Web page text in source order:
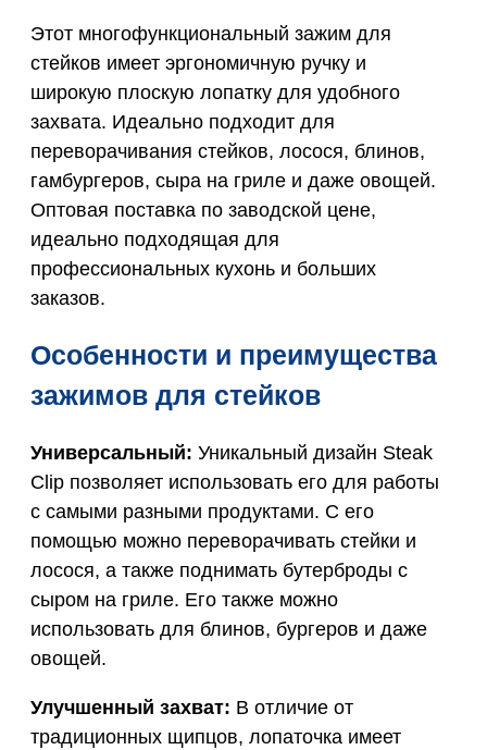
Этот многофункциональный зажим для
стейков имеет эргономичную ручку и
широкую плоскую лопатку для удобного
захвата. Идеально подходит для
переворачивания стейков, лосося, блинов,
гамбургеров, сыра на гриле и даже овощей.
Оптовая поставка по заводской цене,
идеально подходящая для
профессиональных кухонь и больших
заказов.
Особенности и преимущества
зажимов для стейков
Универсальный: Уникальный дизайн Steak
Clip позволяет использовать его для работы
с самыми разными продуктами. С его
помощью можно переворачивать стейки и
лосося, а также поднимать бутерброды с
сыром на гриле. Его также можно
использовать для блинов, бургеров и даже
овощей.
Улучшенный захват: В отличие от
традиционных щипцов, лопаточка имеет